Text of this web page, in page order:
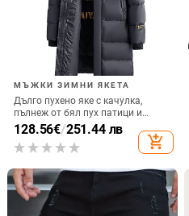
МЪЖКИ ЗИМНИ ЯКЕТА
Дълго пухено яке с качулка,
пълнеж от бял пух патици и
кашмир 76–80%, подходящо за
силно студено време (-30°C до
-15°C), свободна кройка
128.56€/251.44 лв
add_shopping_cart